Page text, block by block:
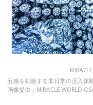
五感を刺激する非日常の没入体
画像提供：MIRACLE WORLD